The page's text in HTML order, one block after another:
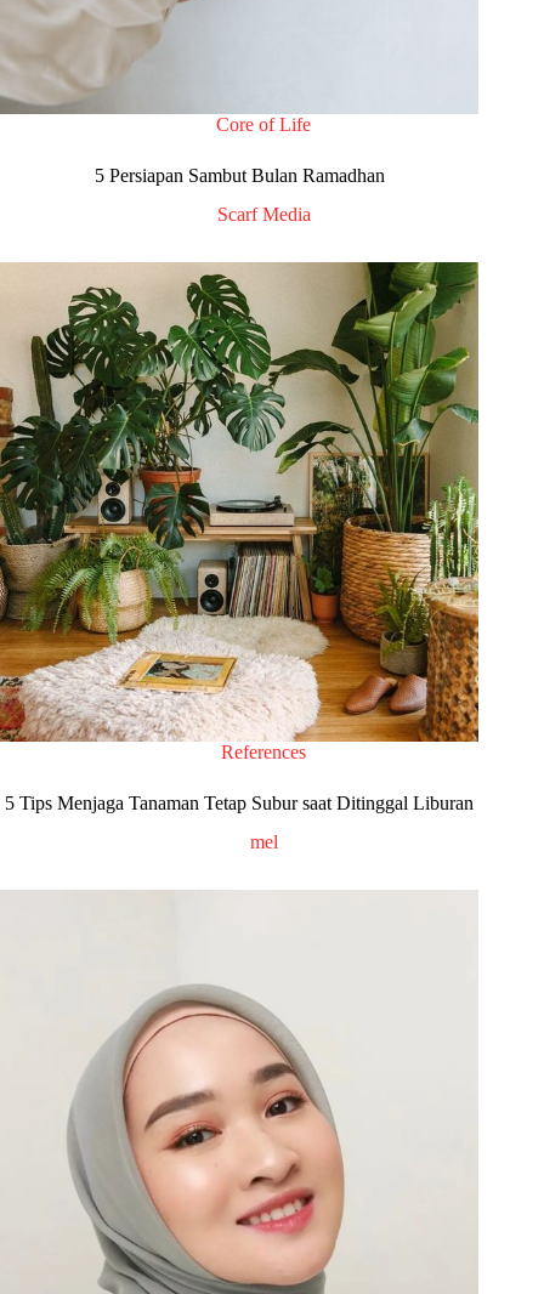
Core of Life
5 Persiapan Sambut Bulan Ramadhan
Scarf Media
References
5 Tips Menjaga Tanaman Tetap Subur saat Ditinggal Liburan
mel